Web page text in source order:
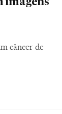
imagens
câncer de